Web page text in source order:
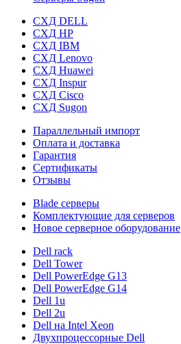
СХД DELL
СХД HP
СХД IBM
СХД Lenovo
СХД Huawei
СХД Inspur
СХД Cisco
СХД Sugon
Параллельный импорт
Оплата и доставка
Гарантия
Сертификаты
Отзывы
Blade серверы
Комплектующие для серверов
Новое серверное оборудование
Dell rack
Dell Tower
Dell PowerEdge G13
Dell PowerEdge G14
Dell 1u
Dell 2u
Dell на Intel Xeon
Двухпроцессорные Dell